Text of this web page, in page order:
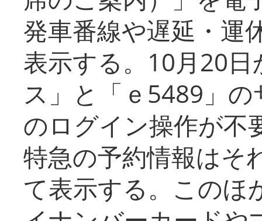
発車番線や遅延・運
表示する。10月20
ス」と「ｅ5489」
のログイン操作が不
特急の予約情報はそ
て表示する。このほ